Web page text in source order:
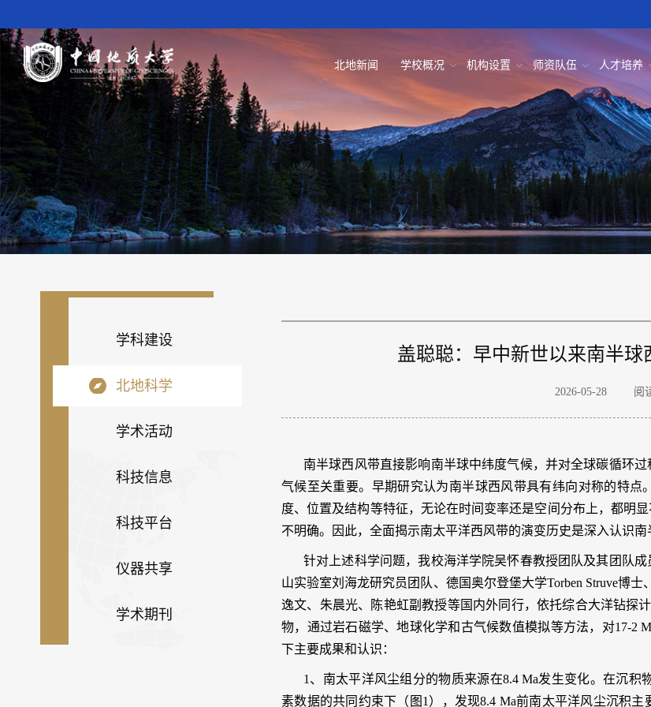
北地新闻 学校概况 机构设置 师资队伍 人才培养
学科建设
北地科学
学术活动
科技信息
科技平台
仪器共享
学术期刊
盖聪聪：早中新世以来南半球
2026-05-28 阅
南半球西风带直接影响南半球中纬度气候，并对全球碳循环
气候至关重要。早期研究认为南半球西风带具有纬向对称的特
度、位置及结构等特征，无论在时间变率还是空间分布上，都明
不明确。因此，全面揭示南太平洋西风带的演变历史是深入认识
针对上述科学问题，我校海洋学院吴怀春教授团队及其团队
山实验室刘海龙研究员团队、德国奥尔登堡大学Torben Struve博士
逸文、朱晨光、陈艳虹副教授等国内外同行，依托综合大洋钻探
物，通过岩石磁学、地球化学和古气候数值模拟等方法，对17-2
下主要成果和认识：
1、南太平洋风尘组分的物质来源在8.4 Ma发生变化。在沉积
素数据的共同约束下（图 1），发现8.4 Ma前南太平洋风尘沉积主